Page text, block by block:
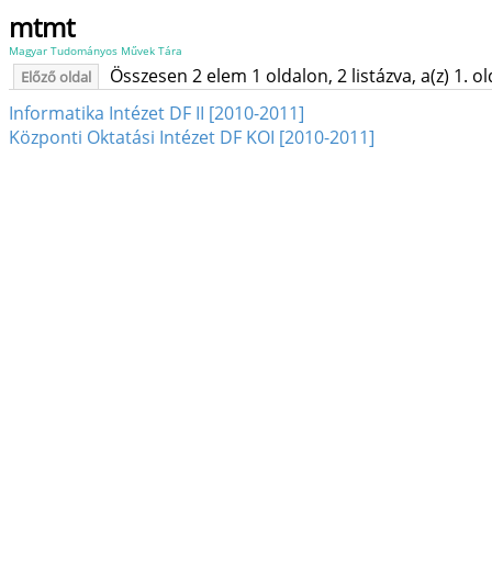
mtmt
Magyar Tudományos Művek Tára
Előző oldal
Összesen 2 elem 1 oldalon, 2 listázva, a(z) 1.
Informatika Intézet DF II [2010-2011]
Központi Oktatási Intézet DF KOI [2010-2011]